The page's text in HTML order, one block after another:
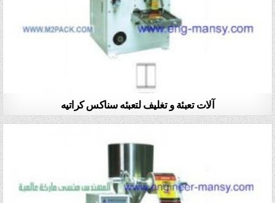
آلات تعبئة و تغليف لتعبئه سناكس كراتيه